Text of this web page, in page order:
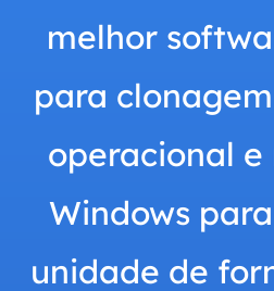
melhor
para
operacional e
Windows
unidade de